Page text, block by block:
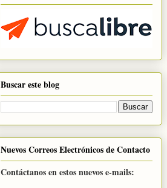
Buscar este blog
Nuevos Correos Electrónicos de Contacto
Contáctanos en estos nuevos e-mails: